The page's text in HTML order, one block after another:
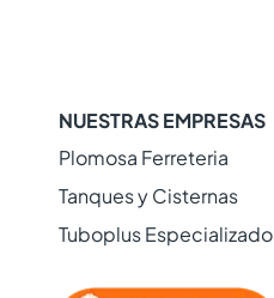
NUESTRAS EMPRESAS
Plomosa Ferreteria
Tanques y Cisternas
Tuboplus Especializado